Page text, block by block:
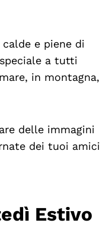
e piene di
a tutti
in montagna,
delle immagini
dei tuoi amici
Estivo